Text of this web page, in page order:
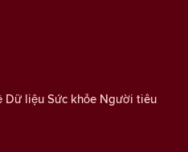
Dữ liệu Sức khỏe Người tiêu